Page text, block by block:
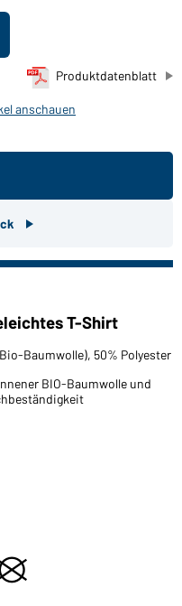
Produktdatenblatt
anschauen
T-Shirt
Baumwolle), 50% Polyester
BIO-Baumwolle und